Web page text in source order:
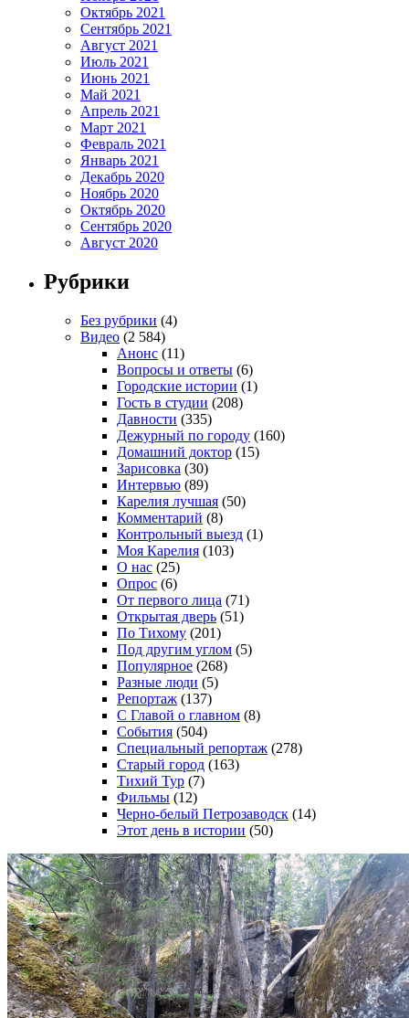
Октябрь 2021
Сентябрь 2021
Август 2021
Июль 2021
Июнь 2021
Май 2021
Апрель 2021
Март 2021
Февраль 2021
Январь 2021
Декабрь 2020
Ноябрь 2020
Октябрь 2020
Сентябрь 2020
Август 2020
Рубрики
Без рубрики (4)
Видео (2 584)
Анонс (11)
Вопросы и ответы (6)
Городские истории (1)
Гость в студии (208)
Давности (335)
Дежурный по городу (160)
Домашний доктор (15)
Зарисовка (30)
Интервью (89)
Карелия лучшая (50)
Комментарий (8)
Контрольный выезд (1)
Моя Карелия (103)
О нас (25)
Опрос (6)
От первого лица (71)
Открытая дверь (51)
По Тихому (201)
Под другим углом (5)
Популярное (268)
Разные люди (5)
Репортаж (137)
С Главой о главном (8)
События (504)
Специальный репортаж (278)
Старый город (163)
Тихий Тур (7)
Фильмы (12)
Черно-белый Петрозаводск (14)
Этот день в истории (50)